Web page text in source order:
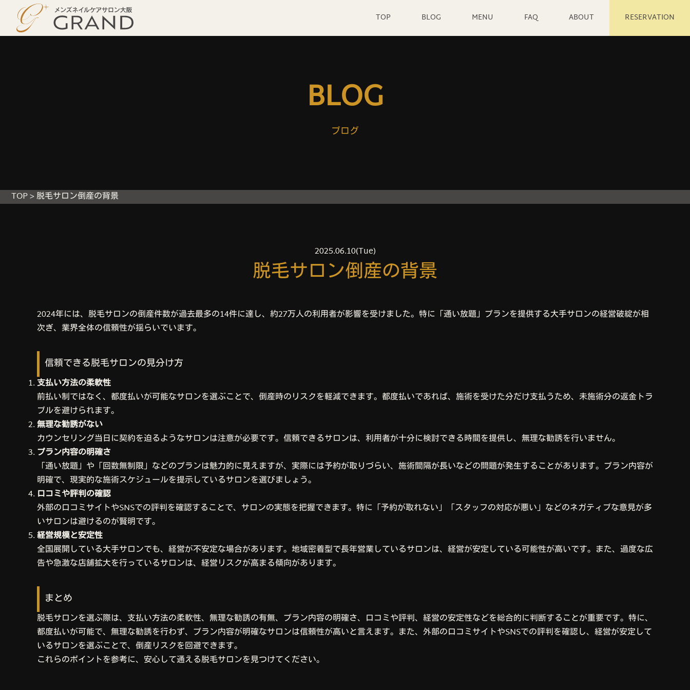
TOP BLOG MENU FAQ ABOUT RESERVATION
BLOG
ブログ
TOP>脱毛サロン倒産の背景
2025.06.10(Tue)
脱毛サロン倒産の背景
2024年には、脱毛サロンの倒産件数が過去最多の14件に達し、約27万人の利用者が影響を受けました。特に「通い放題」プランを提供する大手サロンの経営破綻が相
次ぎ、業界全体の信頼性が揺らいでいます。
信頼できる脱毛サロンの見分け方
支払い方法の柔軟性
前払い制ではなく、都度払いが可能なサロンを選ぶことで、倒産時のリスクを軽減できます。都度払いであれば、施術を受けた分だけ支払うため、未施術分の返金トラ
ブルを避けられます。
無理な勧誘がない
カウンセリング当日に契約を迫るようなサロンは注意が必要です。信頼できるサロンは、利用者が十分に検討できる時間を提供し、無理な勧誘を行いません。
プラン内容の明確さ
「通い放題」や「回数無制限」などのプランは魅力的に見えますが、実際には予約が取りづらい、施術間隔が長いなどの問題が発生することがあります。プラン内容が
明確で、現実的な施術スケジュールを提示しているサロンを選びましょう。
口コミや評判の確認
外部の口コミサイトやSNSでの評判を確認することで、サロンの実態を把握できます。特に「予約が取れない」「スタッフの対応が悪い」などのネガティブな意見が多
いサロンは避けるのが賢明です。
経営規模と安定性
全国展開している大手サロンでも、経営が不安定な場合があります。地域密着型で長年営業しているサロンは、経営が安定している可能性が高いです。また、過度な広
告や急激な店舗拡大を行っているサロンは、経営リスクが高まる傾向があります。
まとめ
脱毛サロンを選ぶ際は、支払い方法の柔軟性、無理な勧誘の有無、プラン内容の明確さ、口コミや評判、経営の安定性などを総合的に判断することが重要です。特に、
都度払いが可能で、無理な勧誘を行わず、プラン内容が明確なサロンは信頼性が高いと言えます。また、外部の口コミサイトやSNSでの評判を確認し、経営が安定して
いるサロンを選ぶことで、倒産リスクを回避できます。
これらのポイントを参考に、安心して通える脱毛サロンを見つけてください。